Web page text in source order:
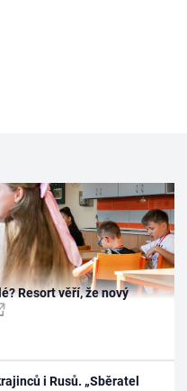
Resort věří, že nový
i Rusů. „Sběratel